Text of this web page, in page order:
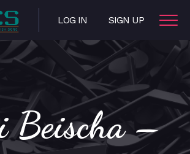
LOG IN SIGN UP
Beischa –